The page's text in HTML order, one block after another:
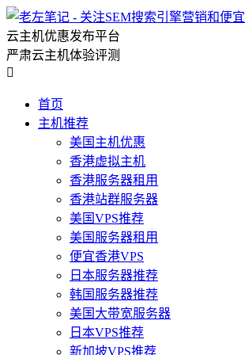
云主机优惠发布平台
严肃云主机体验评测

首页
主机推荐
美国主机优惠
香港虚拟主机
香港服务器租用
香港站群服务器
美国VPS推荐
美国服务器租用
便宜香港VPS
日本服务器推荐
韩国服务器推荐
美国大带宽服务器
日本VPS推荐
新加坡VPS推荐